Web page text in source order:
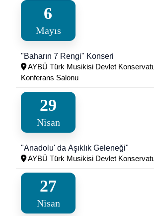
6
Mayıs
"Baharın 7 Rengi" Konseri
AYBÜ Türk Musikisi Devlet
Konferans Salonu
29
Nisan
"Anadolu' da Aşıklık Geleneği"
AYBÜ Türk Musikisi Devlet
27
Nisan